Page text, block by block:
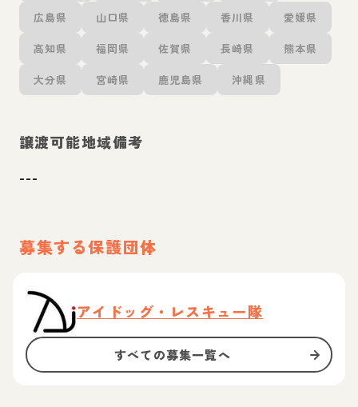
広島県 山口県 徳島県 香川県 愛媛県
高知県 福岡県 佐賀県 長崎県 熊本県
大分県 宮崎県 鹿児島県 沖縄県
譲渡可能地域備考
---
募集する保護団体
アイドッグ・レスキュー隊
すべての募集一覧へ